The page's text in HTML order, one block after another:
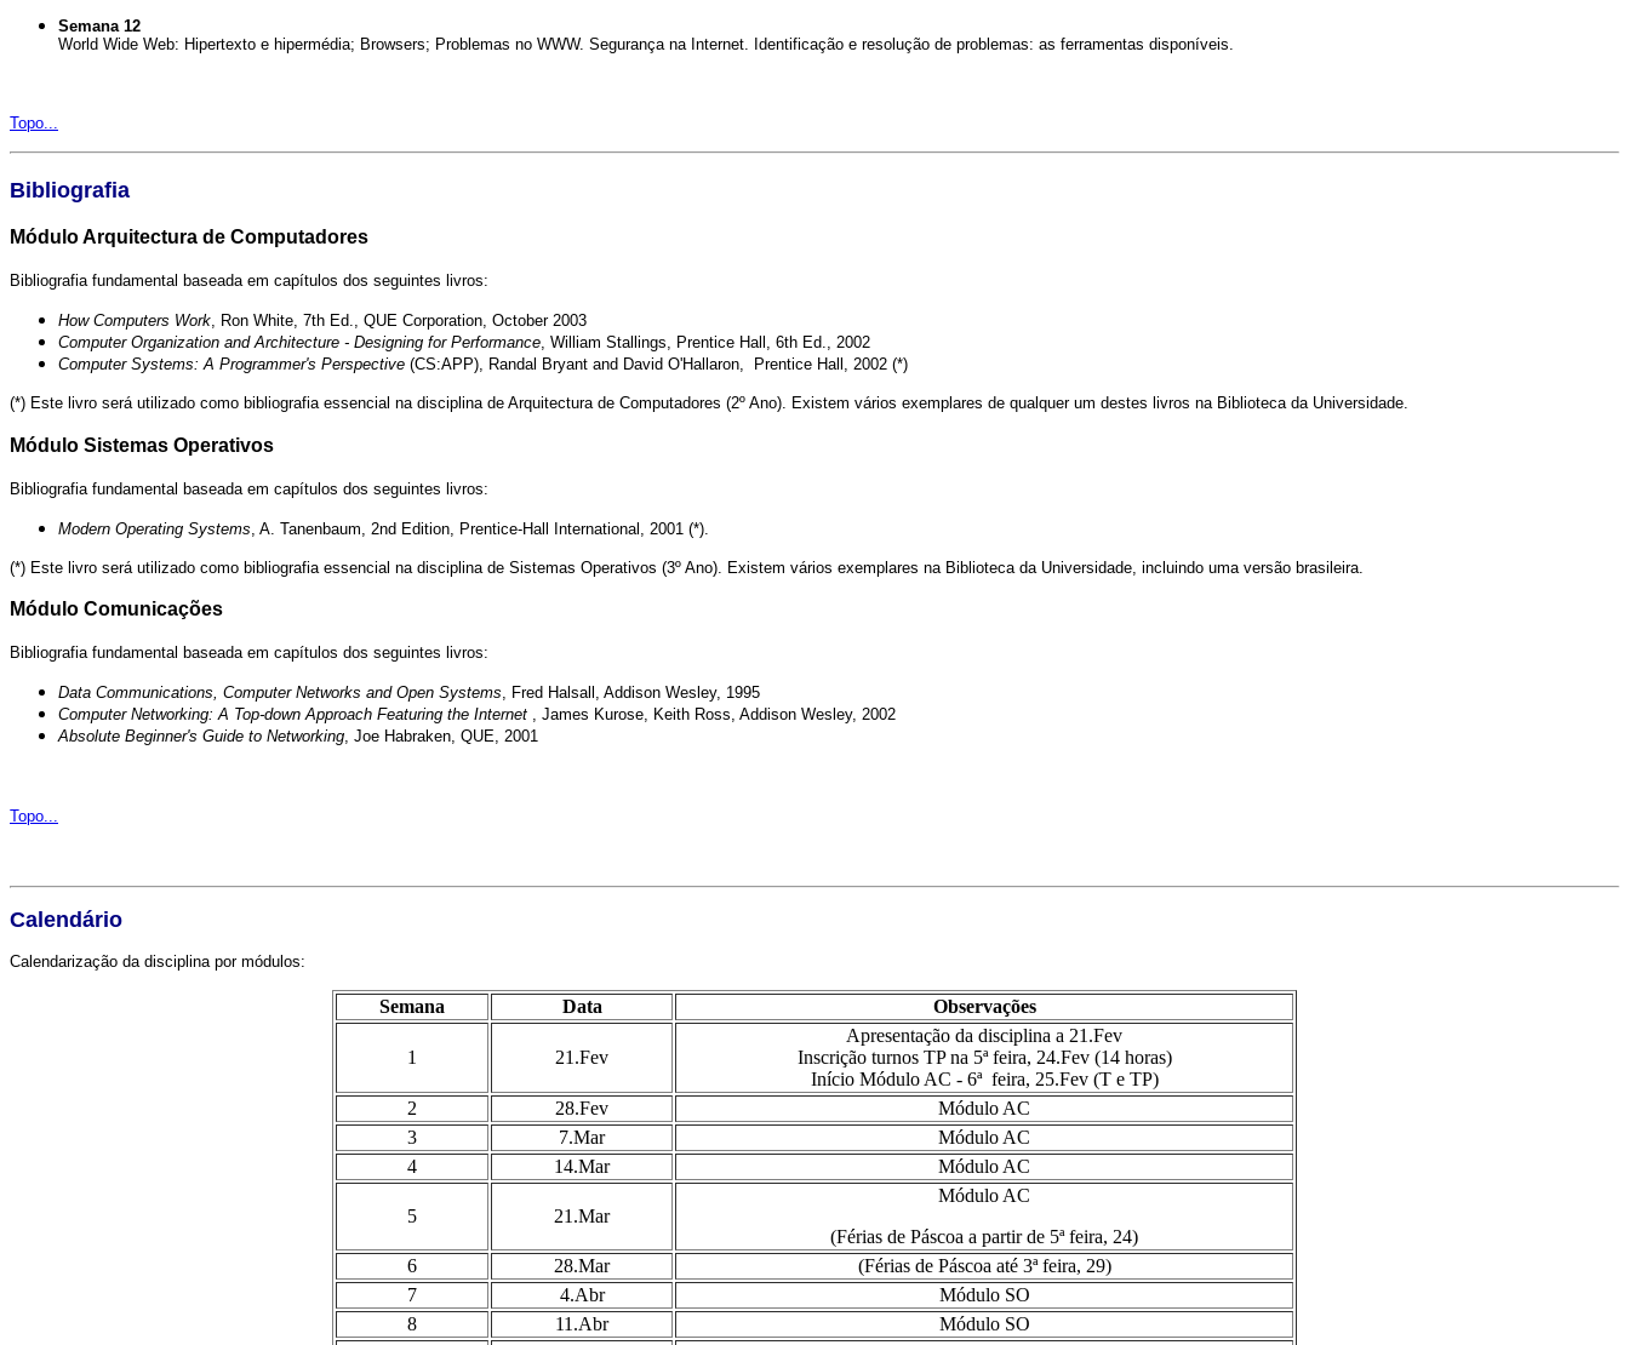
Semana 12
World Wide Web: Hipertexto e hipermédia; Browsers; Problemas no WWW. Segurança na Internet. Identificação e resolução de problemas: as ferramentas disponíveis.
Topo...
Bibliografia
Módulo Arquitectura de Computadores
Bibliografia fundamental baseada em capítulos dos seguintes livros:
How Computers Work, Ron White, 7th Ed., QUE Corporation, October 2003
Computer Organization and Architecture - Designing for Performance, William Stallings, Prentice Hall, 6th Ed., 2002
Computer Systems: A Programmer's Perspective (CS:APP), Randal Bryant and David O'Hallaron, Prentice Hall, 2002 (*)
(*) Este livro será utilizado como bibliografia essencial na disciplina de Arquitectura de Computadores (2º Ano). Existem vários exemplares de qualquer um destes livros na Biblioteca da Universidade.
Módulo Sistemas Operativos
Bibliografia fundamental baseada em capítulos dos seguintes livros:
Modern Operating Systems , A. Tanenbaum, 2nd Edition, Prentice-Hall International, 2001 (*).
(*) Este livro será utilizado como bibliografia essencial na disciplina de Sistemas Operativos (3º Ano). Existem vários exemplares na Biblioteca da Universidade, incluindo uma versão brasileira.
Módulo Comunicações
Bibliografia fundamental baseada em capítulos dos seguintes livros:
Data Communications, Computer Networks and Open Systems, Fred Halsall, Addison Wesley, 1995
Computer Networking: A Top-down Approach Featuring the Internet , James Kurose, Keith Ross, Addison Wesley, 2002
Absolute Beginner's Guide to Networking, Joe Habraken, QUE, 2001
Topo...
Calendário
Calendarização da disciplina por módulos:
Semana Data Observações
1 21.Fev
Apresentação da disciplina a 21.Fev
Inscrição turnos TP na 5ª feira, 24.Fev (14 horas)
Início Módulo AC - 6ª feira, 25.Fev (T e TP)
2
28.Fev
Módulo AC
3
7.Mar
Módulo AC
4
14.Mar Módulo AC
5 21.Mar
Módulo AC
(Férias de Páscoa a partir de 5ª feira, 24)
6
28.Mar
(Férias de Páscoa até 3ª feira, 29)
7
4.Abr
Módulo SO
8
11.Abr
Módulo SO